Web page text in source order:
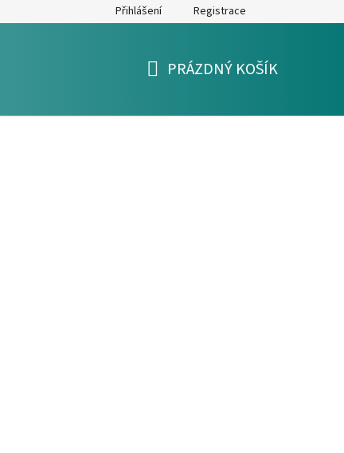
Formulář pro reklamaci a výměnu zboží Moje objednávka
Přihlášení Registrace
PRÁZDNÝ KOŠÍK